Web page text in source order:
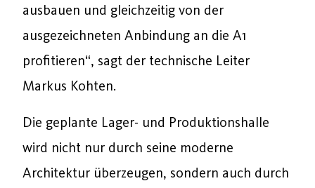
ausbauen und gleichzeitig von der
ausgezeichneten Anbindung an die A1
profitieren“, sagt der technische Leiter
Markus Kohten.
Die geplante Lager- und Produktionshalle
wird nicht nur durch seine moderne
Architektur überzeugen, sondern auch durch